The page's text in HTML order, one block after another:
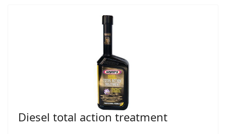
Diesel total action treatment